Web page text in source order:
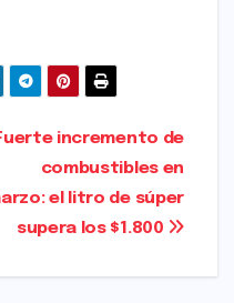
incremento de
combustibles en
el litro de súper
supera los $1.800